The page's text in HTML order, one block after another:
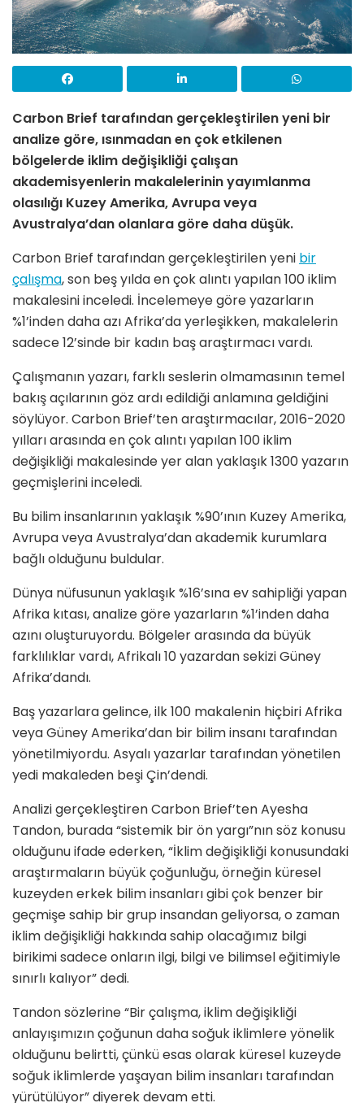
Carbon Brief tarafından gerçekleştirilen yeni bir
analize göre, ısınmadan en çok etkilenen
bölgelerde iklim değişikliği çalışan
akademisyenlerin makalelerinin yayımlanma
olasılığı Kuzey Amerika, Avrupa veya
Avustralya’dan olanlara göre daha düşük.
Carbon Brief tarafından gerçekleştirilen yeni bir
çalışma, son beş yılda en çok alıntı yapılan 100 iklim
makalesini inceledi. İncelemeye göre yazarların
%1’inden daha azı Afrika’da yerleşikken, makalelerin
sadece 12’sinde bir kadın baş araştırmacı vardı.
Çalışmanın yazarı, farklı seslerin olmamasının temel
bakış açılarının göz ardı edildiği anlamına geldiğini
söylüyor. Carbon Brief’ten araştırmacılar, 2016-2020
yılları arasında en çok alıntı yapılan 100 iklim
değişikliği makalesinde yer alan yaklaşık 1300 yazarın
geçmişlerini inceledi.
Bu bilim insanlarının yaklaşık %90’ının Kuzey Amerika,
Avrupa veya Avustralya’dan akademik kurumlara
bağlı olduğunu buldular.
Dünya nüfusunun yaklaşık %16’sına ev sahipliği yapan
Afrika kıtası, analize göre yazarların %1’inden daha
azını oluşturuyordu. Bölgeler arasında da büyük
farklılıklar vardı, Afrikalı 10 yazardan sekizi Güney
Afrika’dandı.
Baş yazarlara gelince, ilk 100 makalenin hiçbiri Afrika
veya Güney Amerika’dan bir bilim insanı tarafından
yönetilmiyordu. Asyalı yazarlar tarafından yönetilen
yedi makaleden beşi Çin’dendi.
Analizi gerçekleştiren Carbon Brief’ten Ayesha
Tandon, burada “sistemik bir ön yargı”nın söz konusu
olduğunu ifade ederken, “İklim değişikliği konusundaki
araştırmaların büyük çoğunluğu, örneğin küresel
kuzeyden erkek bilim insanları gibi çok benzer bir
geçmişe sahip bir grup insandan geliyorsa, o zaman
iklim değişikliği hakkında sahip olacağımız bilgi
birikimi sadece onların ilgi, bilgi ve bilimsel eğitimiyle
sınırlı kalıyor” dedi.
Tandon sözlerine “Bir çalışma, iklim değişikliği
anlayışımızın çoğunun daha soğuk iklimlere yönelik
olduğunu belirtti, çünkü esas olarak küresel kuzeyde
soğuk iklimlerde yaşayan bilim insanları tarafından
yürütülüyor” diyerek devam etti.